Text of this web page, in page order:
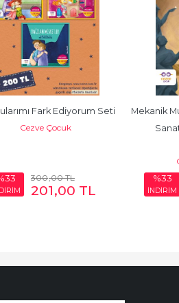
Fark Ediyorum Seti
Cezve Çocuk
300,00TL
201,00 TL
Mekanik
%33
İNDİRİM